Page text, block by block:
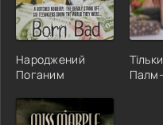
Народжений
Поганим
Палм-